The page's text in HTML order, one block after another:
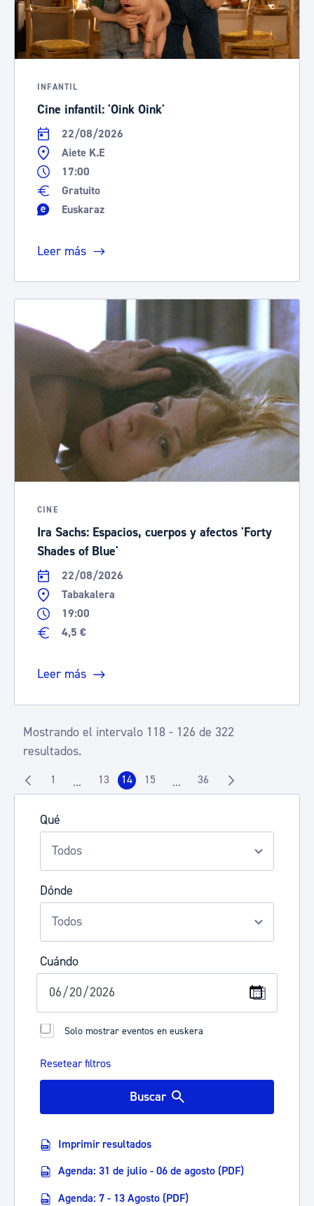
Qué
Dónde
Cuándo
Solo mostrar eventos en euskera
Resetear filtros
Buscar
Imprimir resultados
Agenda: 31 de julio - 06 de agosto (PDF)
Agenda: 7 - 13 Agosto (PDF)
INFANTIL
Cine infantil: 'Oink Oink'
22/08/2026
Aiete K.E
17:00
Gratuito
Euskaraz
Leer más
CINE
Ira Sachs: Espacios, cuerpos y afectos 'Forty
Shades of Blue'
22/08/2026
Tabakalera
19:00
4,5 €
Leer más
Mostrando el intervalo 118 - 126 de 322
resultados.
Página
1 ...Páginas intermedias Use TAB para desplazarse.
Página
13 Página
14 Página
15 ...Páginas intermedias Use
Página
36